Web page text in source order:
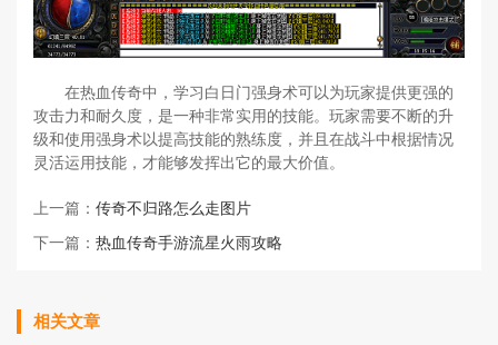
在热血传奇中，学习白日门强身术可以为玩家提供更强的
攻击力和耐久度，是一种非常实用的技能。玩家需要不断的升
级和使用强身术以提高技能的熟练度，并且在战斗中根据情况
灵活运用技能，才能够发挥出它的最大价值。
上一篇： 传奇不归路怎么走图片
下一篇： 热血传奇手游流星火雨攻略
相关文章